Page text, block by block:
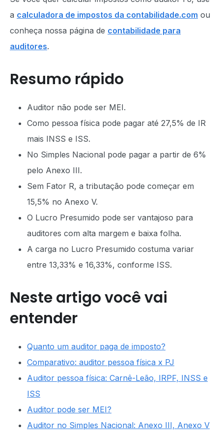
a calculadora de impostos da contabilidade.com ou
conheça nossa página de contabilidade para
auditores.
Resumo rápido
Auditor não pode ser MEI.
Como pessoa física pode pagar até 27,5% de IR
mais INSS e ISS.
No Simples Nacional pode pagar a partir de 6%
pelo Anexo III.
Sem Fator R, a tributação pode começar em
15,5% no Anexo V.
O Lucro Presumido pode ser vantajoso para
auditores com alta margem e baixa folha.
A carga no Lucro Presumido costuma variar
entre 13,33% e 16,33%, conforme ISS.
Neste artigo você vai
entender
Quanto um auditor paga de imposto?
Comparativo: auditor pessoa física x PJ
Auditor pessoa física: Carnê-Leão, IRPF, INSS e
ISS
Auditor pode ser MEI?
Auditor no Simples Nacional: Anexo III, Anexo V